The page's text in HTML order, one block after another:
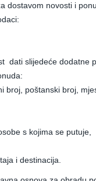
dostavom novosti i
dati slijedeće dodatne
broj, poštanski broj,
s kojima se putuje,
i destinacija.